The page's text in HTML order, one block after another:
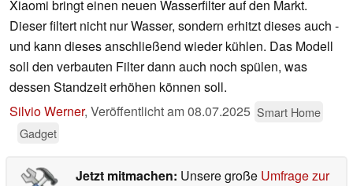
Xiaomi bringt einen neuen Wasserfilter auf den Markt.
Dieser filtert nicht nur Wasser, sondern erhitzt dieses auch -
und kann dieses anschließend wieder kühlen. Das Modell
soll den verbauten Filter dann auch noch spülen, was
dessen Standzeit erhöhen können soll.
Silvio Werner, Veröffentlicht am08.07.2025 Smart Home
Gadget
Jetzt mitmachen: Unsere große Umfrage zur